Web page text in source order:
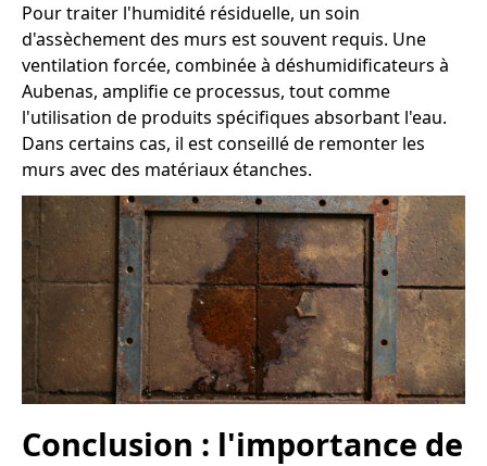
Pour traiter l'humidité résiduelle, un soin
d'assèchement des murs est souvent requis. Une
ventilation forcée, combinée à déshumidificateurs à
Aubenas, amplifie ce processus, tout comme
l'utilisation de produits spécifiques absorbant l'eau.
Dans certains cas, il est conseillé de remonter les
murs avec des matériaux étanches.
Conclusion : l'importance de